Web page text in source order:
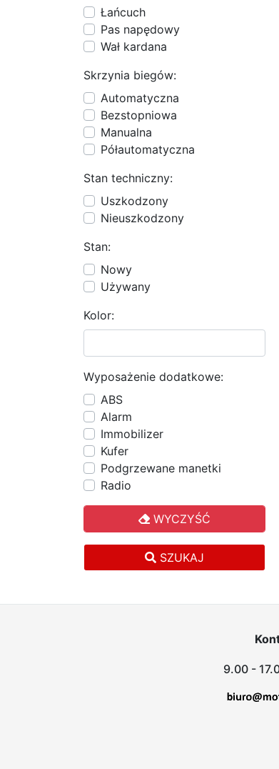
Łańcuch
Pas napędowy
Wał kardana
Skrzynia biegów:
Automatyczna
Bezstopniowa
Manualna
Półautomatyczna
Stan techniczny:
Uszkodzony
Nieuszkodzony
Stan:
Nowy
Używany
Kolor:
Wyposażenie dodatkowe:
ABS
Alarm
Immobilizer
Kufer
Podgrzewane manetki
Radio
WYCZYŚĆ
SZUKAJ
9.00 -